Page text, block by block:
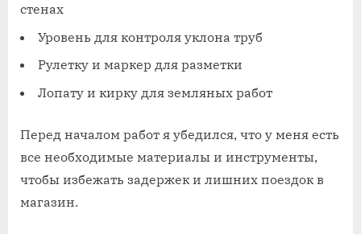
стенах
Уровень для контроля уклона труб
Рулетку и маркер для разметки
Лопату и кирку для земляных работ
Перед началом работ я убедился, что у меня есть
все необходимые материалы и инструменты,
чтобы избежать задержек и лишних поездок в
магазин.